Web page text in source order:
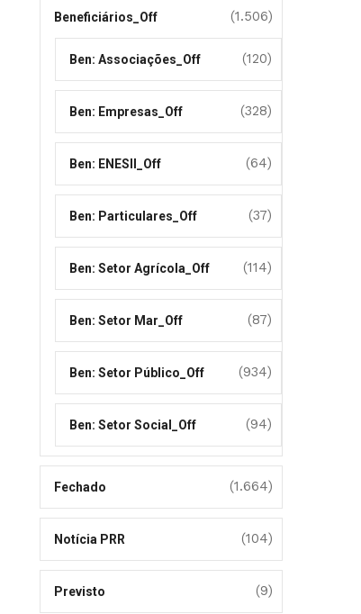
Beneficiários_Off (1.506)
Ben: Associações_Off (120)
Ben: Empresas_Off (328)
Ben: ENESII_Off (64)
Ben: Particulares_Off (37)
Ben: Setor Agrícola_Off (114)
Ben: Setor Mar_Off (87)
Ben: Setor Público_Off (934)
Ben: Setor Social_Off (94)
Fechado (1.664)
Notícia PRR (104)
Previsto (9)